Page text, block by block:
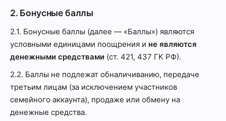
2. Бонусные баллы
2.1. Бонусные баллы (далее — «Баллы») являются
условными единицами поощрения и не являются
денежными средствами (ст. 421, 437 ГК РФ).
2.2. Баллы не подлежат обналичиванию, передаче
третьим лицам (за исключением участников
семейного аккаунта), продаже или обмену на
денежные средства.